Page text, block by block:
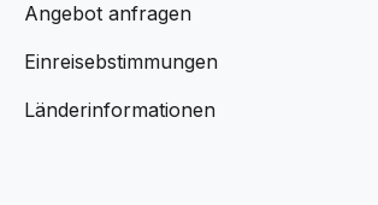
Angebot anfragen
Einreisebstimmungen
Länderinformationen